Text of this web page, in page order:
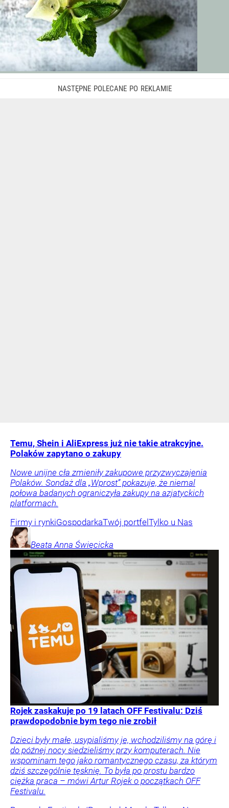
Temu, Shein i AliExpress już nie takie atrakcyjne.
Polaków zapytano o zakupy
Nowe unijne cła zmieniły zakupowe przyzwyczajenia
Polaków. Sondaż dla „Wprost” pokazuje, że niemal
połowa badanych ograniczyła zakupy na azjatyckich
platformach.
Firmy i rynkiGospodarkaTwój portfelTylko u Nas
Beata Anna Święcicka
Rojek zaskakuje po 19 latach OFF Festivalu: Dziś
prawdopodobnie bym tego nie zrobił
Dzieci były małe, usypialiśmy je, wchodziliśmy na górę i
do późnej nocy siedzieliśmy przy komputerach. Nie
wspominam tego jako romantycznego czasu, za którym
dziś szczególnie tęsknię. To była po prostu bardzo
ciężka praca – mówi Artur Rojek o początkach OFF
Festivalu.